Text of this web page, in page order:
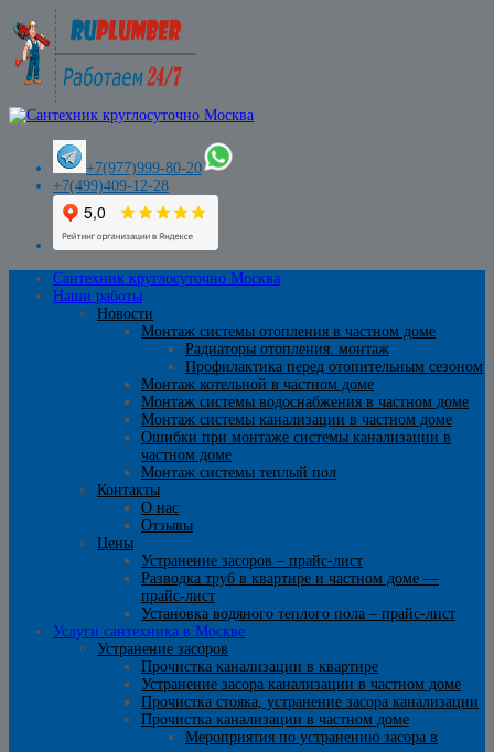
+7(977)999-80-20
+7(499)409-12-28
Сантехник круглосуточно Москва
Наши работы
Новости
Монтаж системы отопления в частном доме
Радиаторы отопления. монтаж
Профилактика перед отопительным сезоном
Монтаж котельной в частном доме
Монтаж системы водоснабжения в частном доме
Монтаж системы канализации в частном доме
Ошибки при монтаже системы канализации в
частном доме
Монтаж системы теплый пол
Контакты
О нас
Отзывы
Цены
Устранение засоров – прайс-лист
Разводка труб в квартире и частном доме —
прайс-лист
Установка водяного теплого пола – прайс-лист
Услуги сантехника в Москве
Устранение засоров
Прочистка канализации в квартире
Устранение засора канализации в частном доме
Прочистка стояка, устранение засора канализации
Прочистка канализации в частном доме
Мероприятия по устранению засора в